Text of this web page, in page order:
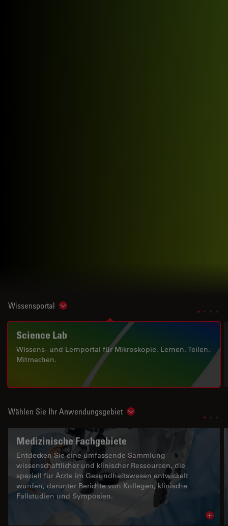
Wissensportal Show subnavigation
Science Lab
Wissens- und Lernportal für Mikroskopie. Lernen. Teilen.
Mitmachen.
Wählen Sie Ihr Anwendungsgebiet Show subnavigation
Medizinische Fachgebiete
Entdecken Sie eine umfassende Sammlung
wissenschaftlicher und klinischer Ressourcen, die
speziell für Ärzte im Gesundheitswesen entwickelt
wurden, darunter Berichte von Kollegen, klinische
Fallstudien und Symposien.